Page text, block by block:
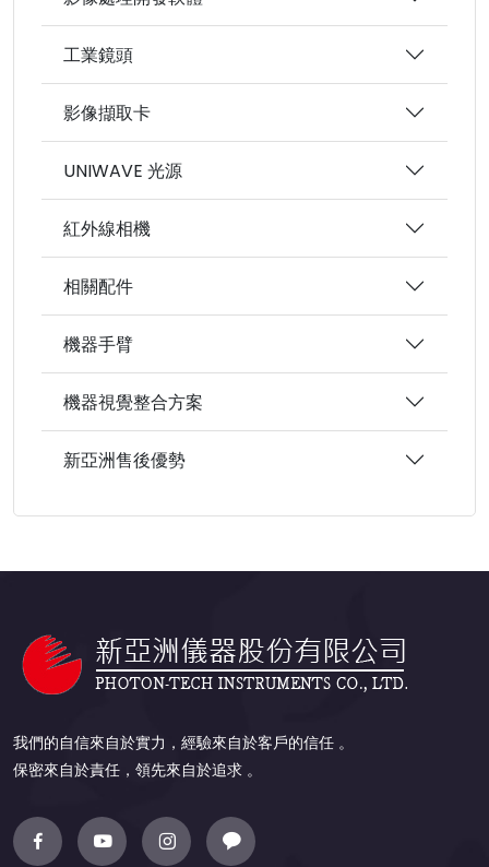
工業鏡頭
影像擷取卡
UNIWAVE 光源
紅外線相機
相關配件
機器手臂
機器視覺整合方案
新亞洲售後優勢
我們的自信來自於實力，經驗來自於客戶的信任 。
保密來自於責任，領先來自於追求 。